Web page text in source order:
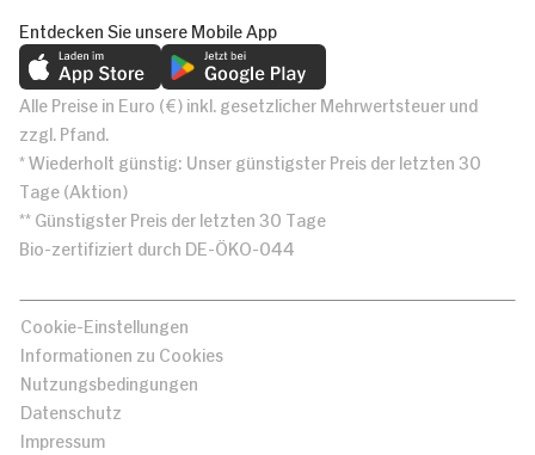
Entdecken Sie unsere Mobile App
Alle Preise in Euro (€) inkl. gesetzlicher Mehrwertsteuer und
zzgl. Pfand.
* Wiederholt günstig: Unser günstigster Preis der letzten 30
Tage (Aktion)
** Günstigster Preis der letzten 30 Tage
Bio-zertifiziert durch DE-ÖKO-044
Cookie-Einstellungen
Informationen zu Cookies
Nutzungsbedingungen
Datenschutz
Impressum